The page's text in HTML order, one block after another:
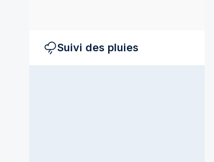
Suivi des pluies